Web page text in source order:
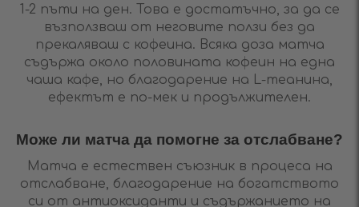
1-2 пъти на ден. Това е достатъчно, за да се
възползваш от неговите ползи без да
прекаляваш с кофеина. Всяка доза матча
съдържа около половината кофеин на една
чаша кафе, но благодарение на L-теанина,
ефектът е по-мек и продължителен.
Може ли матча да помогне за отслабване?
Матча е естествен съюзник в процеса на
отслабване, благодарение на богатството
си от антиоксиданти и съдържанието на